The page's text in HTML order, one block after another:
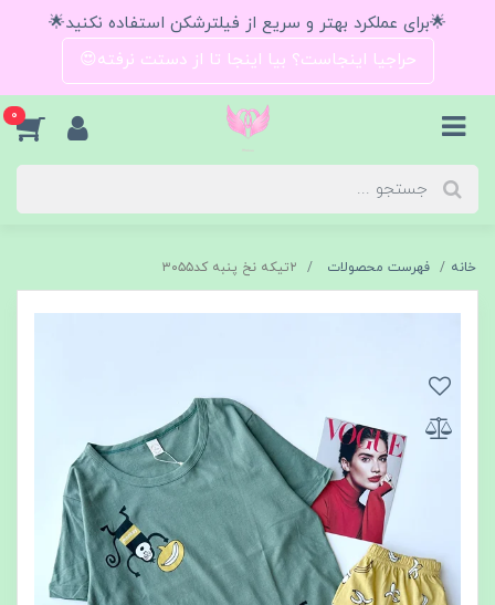
🌟برای عملکرد بهتر و سریع از فیلترشکن استفاده نکنید🌟
حراجیا اینجاست؟ بیا اینجا تا از دستت نرفته😍
0
خانه فهرست محصولات ۲تیکه نخ پنبه کد۳۰۵۵